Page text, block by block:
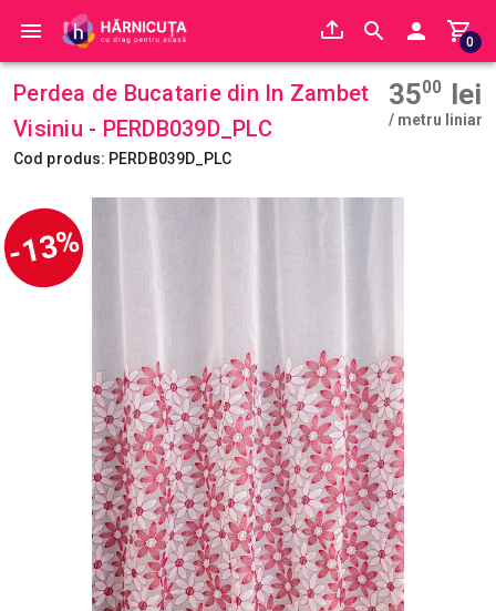
0
Perdea de Bucatarie din In Zambet
Visiniu - PERDB039D_PLC
Cod produs: PERDB039D_PLC
3500 lei
/ metru liniar
-13%